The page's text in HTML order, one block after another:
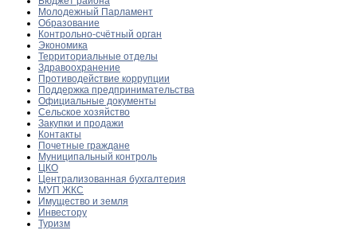
Молодежный Парламент
Образование
Контрольно-счётный орган
Экономика
Территориальные отделы
Здравоохранение
Противодействие коррупции
Поддержка предпринимательства
Официальные документы
Сельское хозяйство
Закупки и продажи
Контакты
Почетные граждане
Муниципальный контроль
ЦКО
Централизованная бухгалтерия
МУП ЖКС
Имущество и земля
Инвестору
Туризм